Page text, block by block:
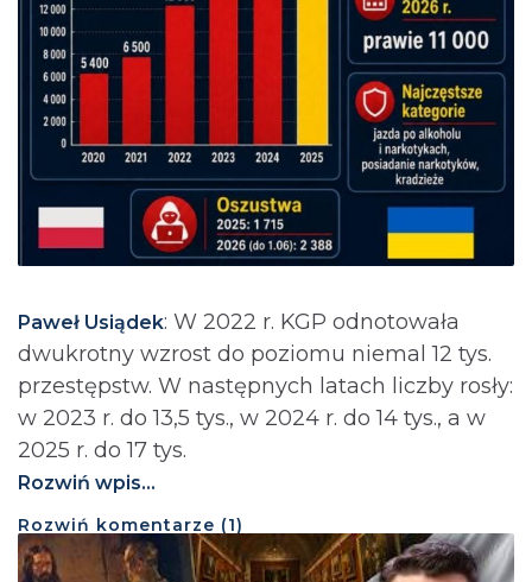
Paweł Usiądek: ⁨W 2022 r. KGP odnotowała
dwukrotny wzrost do poziomu niemal 12 tys.
przestępstw. W następnych latach liczby rosły:
w 2023 r. do 13,5 tys., w 2024 r. do 14 tys., a w
2025 r. do 17 tys.
Rozwiń wpis...
Rozwiń komentarze (1)